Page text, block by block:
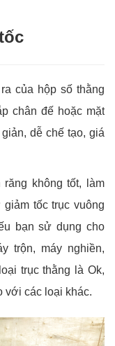
ra của hộp số thằng
chân đế hoặc mặt
dễ chế tạo, giá
không tốt, làm
tốc trục vuông
bạn sử dụng cho
trộn, máy nghiền,
trục thằng là Ok,
với các loại khác.